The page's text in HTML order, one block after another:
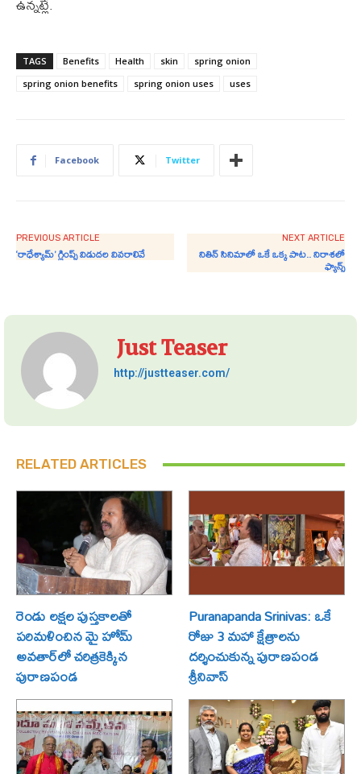
TAGS Benefits Health skin
spring onion
spring onion benefits
spring onion uses uses
Facebook Twitter
PREVIOUS ARTICLE
‘రాధేశ్యామ్’ గ్లింప్స్ విడుదల వివరాలివే
NEXT ARTICLE
నితిన్‌ సినిమాలో ఒకే ఒక్క పాట.. నిరాశలో
ఫ్యాన్స్
Just Teaser
http://justteaser.com/
RELATED ARTICLES
రెండు లక్షల పుస్తకాలతో
పరిమళించిన మై హోమ్
అవతార్‌లో చరిత్రకెక్కిన
పురాణపండ
Puranapanda Srinivas: ఒకే
రోజు 3 మహా క్షేత్రాలను
దర్శించుకున్న పురాణపండ
శ్రీనివాస్